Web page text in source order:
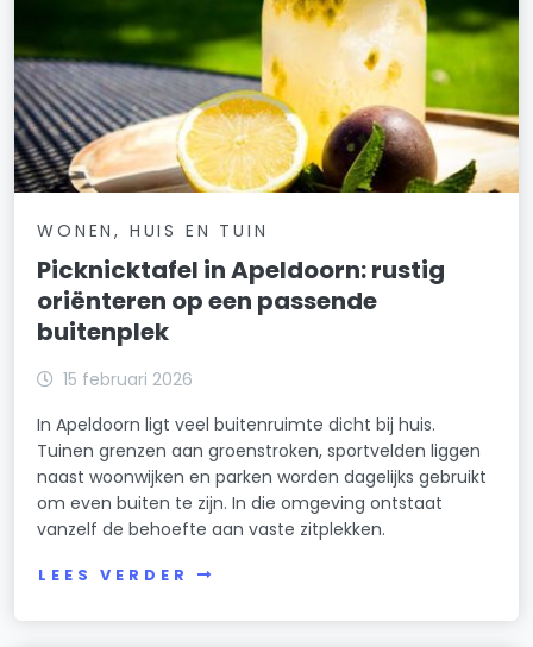
WONEN, HUIS EN TUIN
Picknicktafel in Apeldoorn: rustig
oriënteren op een passende
buitenplek
15 februari 2026
In Apeldoorn ligt veel buitenruimte dicht bij huis.
Tuinen grenzen aan groenstroken, sportvelden liggen
naast woonwijken en parken worden dagelijks gebruikt
om even buiten te zijn. In die omgeving ontstaat
vanzelf de behoefte aan vaste zitplekken.
LEES VERDER